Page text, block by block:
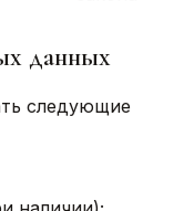
данных
следующие